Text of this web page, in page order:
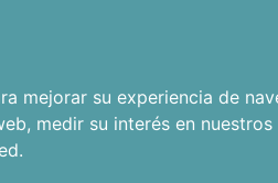
mejorar su experiencia de
, medir su interés en
.